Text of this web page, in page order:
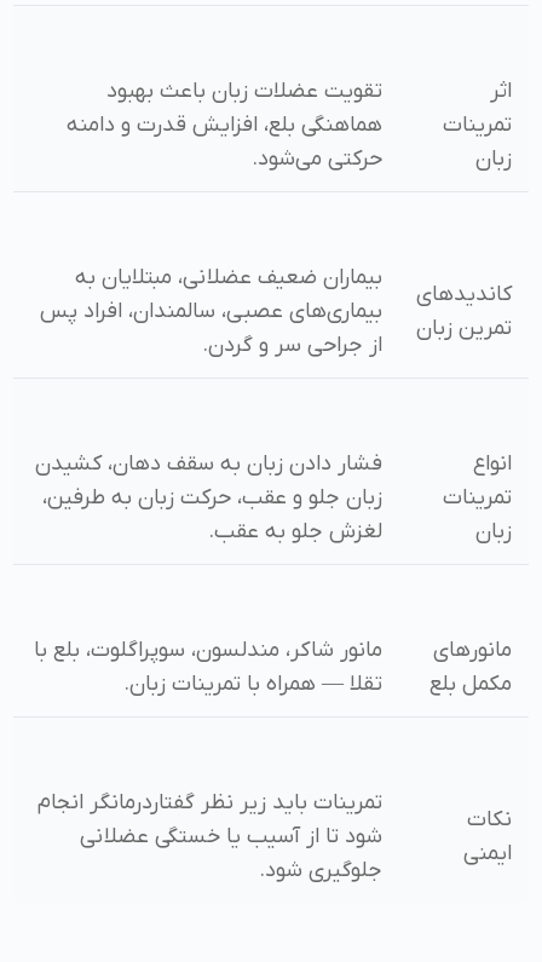
اثر
تمرینات
زبان
تقویت عضلات زبان باعث بهبود
هماهنگی بلع، افزایش قدرت و دامنه
حرکتی می‌شود.
کاندیدهای
تمرین زبان
بیماران ضعیف عضلانی، مبتلایان به
بیماری‌های عصبی، سالمندان، افراد پس
از جراحی سر و گردن.
انواع
تمرینات
زبان
فشار دادن زبان به سقف دهان، کشیدن
زبان جلو و عقب، حرکت زبان به طرفین،
لغزش جلو به عقب.
مانورهای
مکمل بلع
مانور شاکر، مندلسون، سوپراگلوت، بلع با
تقلا — همراه با تمرینات زبان.
نکات
ایمنی
تمرینات باید زیر نظر گفتاردرمانگر انجام
شود تا از آسیب یا خستگی عضلانی
جلوگیری شود.